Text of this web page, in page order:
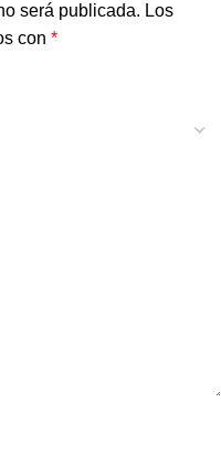
será publicada. Los
con *